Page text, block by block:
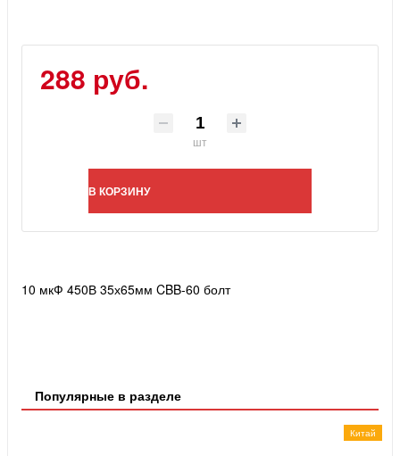
288 руб.
шт
В КОРЗИНУ
10 мкФ 450В 35х65мм CBB-60 болт
Популярные в разделе
Китай